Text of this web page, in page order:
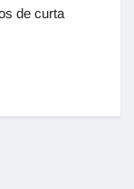
de curta